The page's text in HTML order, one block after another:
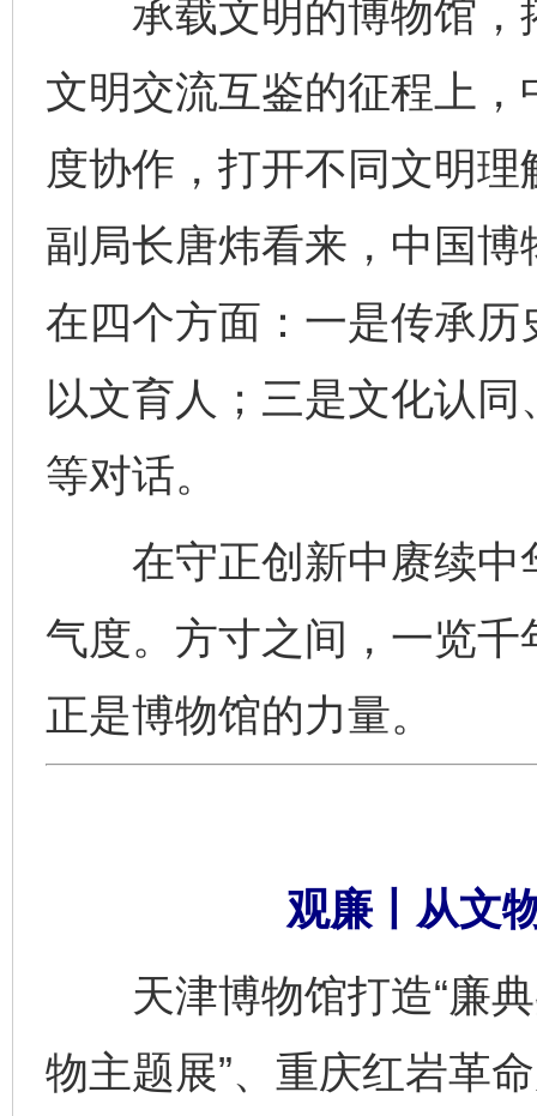
承载文明的博物馆，
文明交流互鉴的征程上
度协作，打开不同文明
副局长唐炜看来，中国
在四个方面：一是传承
以文育人；三是文化认
等对话。
在守正创新中赓续中
气度。方寸之间，一览
正是博物馆的力量。
观廉丨从文
天津博物馆打造“廉
物主题展”、重庆红岩革